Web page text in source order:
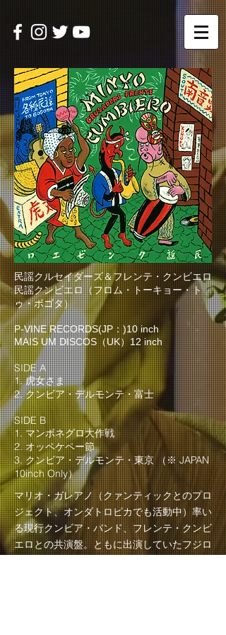
民謡クルセイダーズ＆フレンテ・クンビエロ
民謡クンビエロ（フロム・トーキョー・ト
ゥ・ボゴタ）
P-VINE RECORDS(JP：)10 inch
MAIS UM DISCOS（UK）12 inch
SIDE A
1. 虎女さま
2. クンビア・デルモンテ・富士
SIDE B
1. マンボネグロ大作戦
2. オッペケペー節
3. クンビア・デルモンテ・東京 （※ JAPAN
10inch Only）
マリオ・ガレアノ（クァンティックとのプロ
ジェクト、オンダトロピカでも活動中）率い
る現行クンビア・バンド、フレンテ・クンビ
エロとの共演盤。ともに出演していたフジロ